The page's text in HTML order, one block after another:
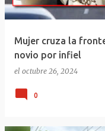
Mujer cruza la
novio por infiel
el octubre 26, 2024
0